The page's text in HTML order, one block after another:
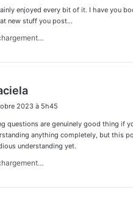
enjoyed every bit of it. I have you
new stuff you post…
t
:
2023 à 5h45
questions are genuinely good thing if
anything completely, but this
understanding yet.